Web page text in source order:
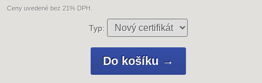
Ceny uvedené bez 21% DPH.
Typ: